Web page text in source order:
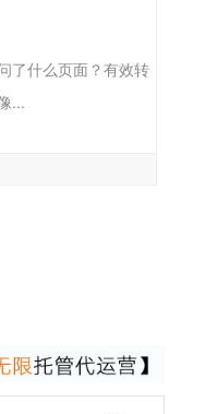
了什么页面？有效转
...